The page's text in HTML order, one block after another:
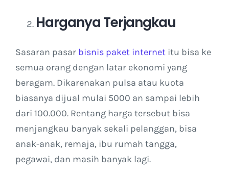
Harganya Terjangkau
Sasaran pasar bisnis paket internet itu bisa ke
semua orang dengan latar ekonomi yang
beragam. Dikarenakan pulsa atau kuota
biasanya dijual mulai 5000 an sampai lebih
dari 100.000. Rentang harga tersebut bisa
menjangkau banyak sekali pelanggan, bisa
anak-anak, remaja, ibu rumah tangga,
pegawai, dan masih banyak lagi.